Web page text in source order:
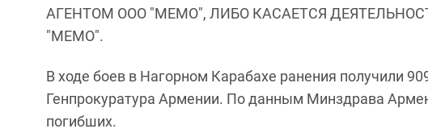
АГЕНТОМ ООО "МЕМО", ЛИБО КАСАЕТСЯ
"МЕМО".
В ходе боев в Нагорном Карабахе ранения получили
Генпрокуратура Армении. По данным Минздрава
погибших.